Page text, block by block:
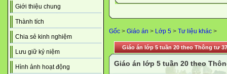
Giới thiệu chung
Thành tích
Chia sẻ kinh nghiệm
Lưu giữ kỷ niệm
Hình ảnh hoạt động
Gốc > Giáo án > Lớp 5 > Tư liệu khác >
Giáo án lớp 5 tuần 20 theo Thông tư
Giáo án lớp 5 tuần 20 theo